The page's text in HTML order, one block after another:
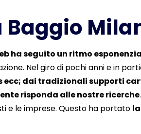
Baggio
ha seguito un ritmo
Nel giro di pochi anni e in
ecc; dai tradizionali supporti
risponda alle nostre ricerche
e le imprese. Questo ha portato